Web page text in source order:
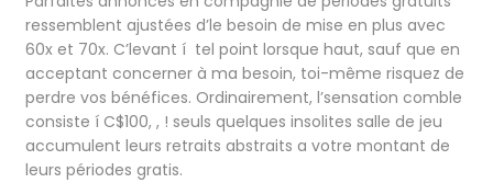
ressemblent ajustées d’le besoin de mise en plus avec
60x et 70x. C’levant í tel point lorsque haut, sauf que en
acceptant concerner à ma besoin, toi-même risquez de
perdre vos bénéfices. Ordinairement, l’sensation comble
consiste í C$100, , ! seuls quelques insolites salle de jeu
accumulent leurs retraits abstraits a votre montant de
leurs périodes gratis.